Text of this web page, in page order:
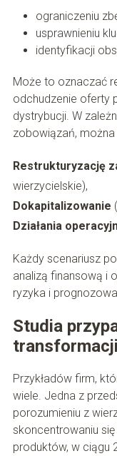
ograniczeniu
usprawnieniu
identyfikacji
Może to oznaczać
odchudzenie oferty
dystrybucji. W
zobowiązań,
Restrukturyzację
wierzycielskie),
Dokapitalizowanie
Działania
Każdy scenariusz
analizą finansową i
ryzyka i
Studia
Przykładów firm,
wiele. Jedna z
porozumieniu z
skoncentrowaniu
produktów, w ciągu